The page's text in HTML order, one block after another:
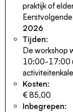
praktijk of
2026
Tijden:
De workshop
10:00-17:00
Kosten:
€ 85,00
Inbegrepen: